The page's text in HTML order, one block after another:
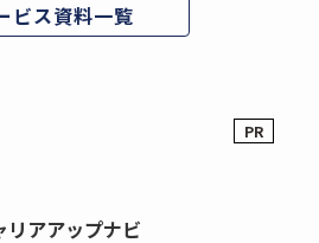
ビス資料一覧
リアアップナビ